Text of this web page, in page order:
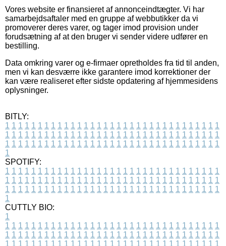
Vores website er finansieret af annonceindtægter. Vi har
samarbejdsaftaler med en gruppe af webbutikker da vi
promoverer deres varer, og tager imod provision under
forudsætning af at den bruger vi sender videre udfører en
bestilling.
Data omkring varer og e-firmaer opretholdes fra tid til anden,
men vi kan desværre ikke garantere imod korrektioner der
kan være realiseret efter sidste opdatering af hjemmesidens
oplysninger.
BITLY:
1 1 1 1 1 1 1 1 1 1 1 1 1 1 1 1 1 1 1 1 1 1 1 1 1 1 1 1 1 1 1 1 1
1 1 1 1 1 1 1 1 1 1 1 1 1 1 1 1 1 1 1 1 1 1 1 1 1 1 1 1 1 1 1 1 1
1 1 1 1 1 1 1 1 1 1 1 1 1 1 1 1 1 1 1 1 1 1 1 1 1 1 1 1 1 1 1 1 1
1
SPOTIFY:
1 1 1 1 1 1 1 1 1 1 1 1 1 1 1 1 1 1 1 1 1 1 1 1 1 1 1 1 1 1 1 1 1
1 1 1 1 1 1 1 1 1 1 1 1 1 1 1 1 1 1 1 1 1 1 1 1 1 1 1 1 1 1 1 1 1
1 1 1 1 1 1 1 1 1 1 1 1 1 1 1 1 1 1 1 1 1 1 1 1 1 1 1 1 1 1 1 1 1
1
CUTTLY BIO:
1
1 1 1 1 1 1 1 1 1 1 1 1 1 1 1 1 1 1 1 1 1 1 1 1 1 1 1 1 1 1 1 1 1
1 1 1 1 1 1 1 1 1 1 1 1 1 1 1 1 1 1 1 1 1 1 1 1 1 1 1 1 1 1 1 1 1
1 1 1 1 1 1 1 1 1 1 1 1 1 1 1 1 1 1 1 1 1 1 1 1 1 1 1 1 1 1 1 1 1